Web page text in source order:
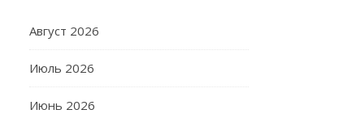
Август 2026
Июль 2026
Июнь 2026